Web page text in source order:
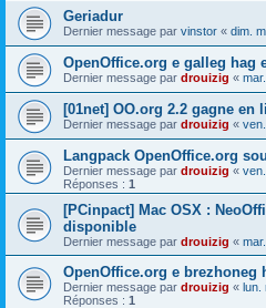
Geriadur
Dernier message par vinstor « dim.
OpenOffice.org e galleg hag
Dernier message par drouizig «
[01net] OO.org 2.2 gagne
Dernier message par drouizig «
Langpack OpenOffice.org
Dernier message par drouizig «
Réponses : 1
[PCinpact] Mac OSX :
disponible
Dernier message par drouizig «
OpenOffice.org e brezhoneg
Dernier message par drouizig « lun.
Réponses : 1